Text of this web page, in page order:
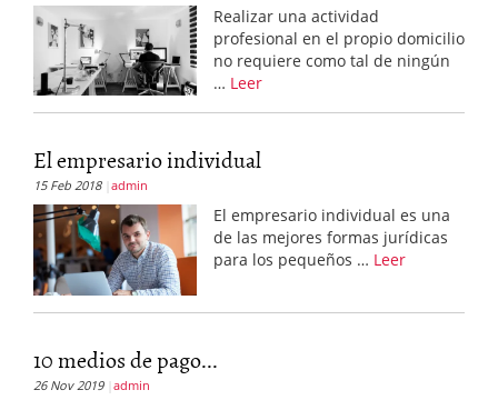
Realizar una actividad
profesional en el propio domicilio
no requiere como tal de ningún
… Leer
El empresario individual
15 Feb 2018 admin
El empresario individual es una
de las mejores formas jurídicas
para los pequeños … Leer
10 medios de pago...
26 Nov 2019 admin